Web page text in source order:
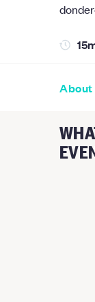
About